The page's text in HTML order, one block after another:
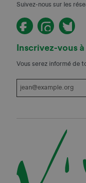
Suivez-nous sur les
Inscrivez-vous
Vous serez informé de